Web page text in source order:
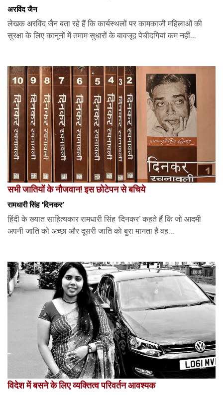
अरविंद जैन
लेखक अरविंद जैन बता रहे हैं कि कार्यस्थलों पर कामकाजी महिलाओं की
सुरक्षा के लिए कानूनों में तमाम सुधारों के बावजूद पेचीदगियां कम नहीं...
सभी जातियों के नौजवान! इस छोटेपन से बचिये
रामधारी सिंह ‘दिनकर’
हिंदी के ख्यात साहित्यकार रामधारी सिंह ‘दिनकर’ कहते हैं कि जो आदमी
अपनी जाति को अच्‍छा और दूसरी जाति काे बुरा मानता है वह...
विदेश में बसने के लिए व्यक्तित्व परिवर्तन आवश्यक